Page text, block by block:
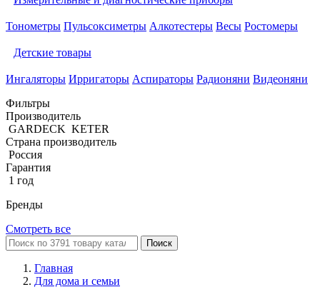
Тонометры Пульсоксиметры Алкотестеры Весы Ростомеры
Детские товары
Ингаляторы Ирригаторы Аспираторы Радионяни Видеоняни
Фильтры
Производитель
GARDECK KETER
Страна производитель
Россия
Гарантия
1 год
Бренды
Смотреть все
Поиск
Главная
Для дома и семьи